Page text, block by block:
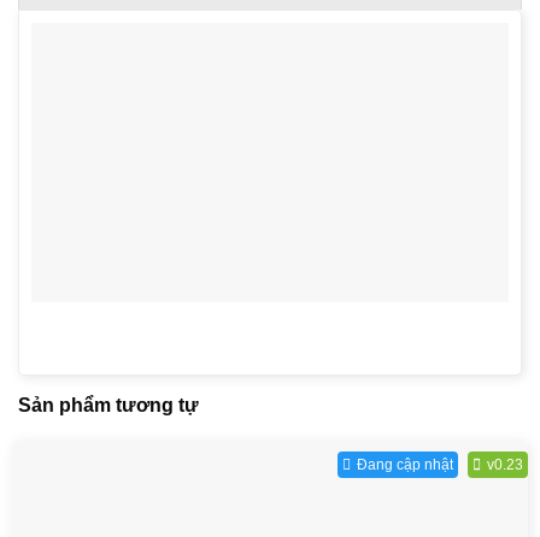
Sản phẩm tương tự
Đang cập nhật v0.23